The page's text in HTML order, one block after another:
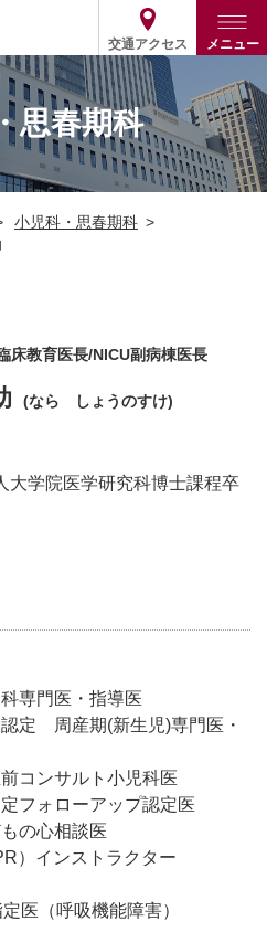
交通アクセス メニュー
6111(代表)
思春期科
小児科・思春期科
床教育医長/NICU副病棟医長
(なら しょうのすけ)
大学院医学研究科博士課程卒
専門医・指導医
定 周産期(新生児)専門医・
コンサルト小児科医
フォローアップ認定医
の心相談医
）インストラクター
医（呼吸機能障害）